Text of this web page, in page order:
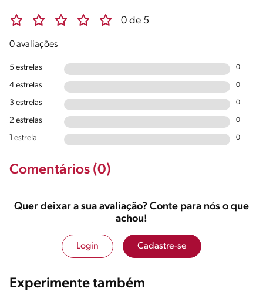
0 de 5
0 avaliações
5 estrelas 0
4 estrelas 0
3 estrelas 0
2 estrelas 0
1 estrela 0
Comentários (0)
Quer deixar a sua avaliação? Conte para nós o que
achou!
Login Cadastre-se
Experimente também